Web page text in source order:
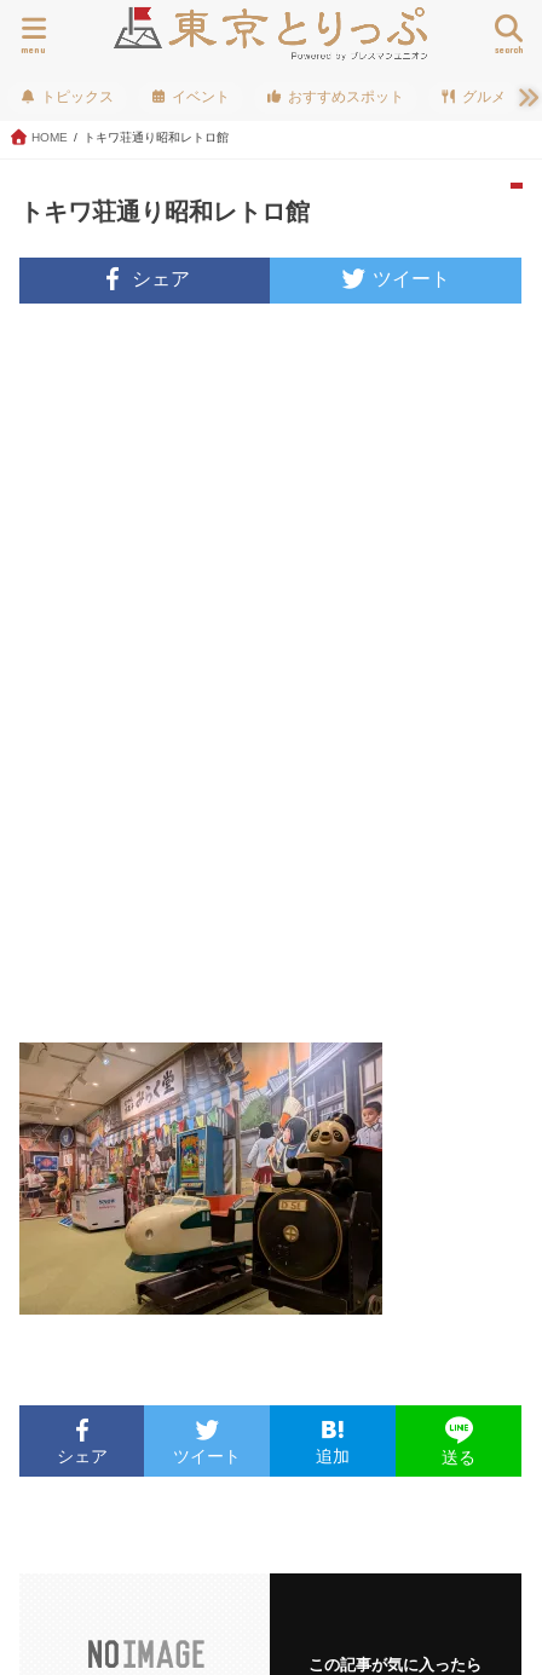
search
menu
トピックス イベント おすすめスポット グルメ
HOME トキワ荘通り昭和レトロ館
トキワ荘通り昭和レトロ館
シェア ツイート
シェア ツイート 追加 送る
この記事が気に入ったら